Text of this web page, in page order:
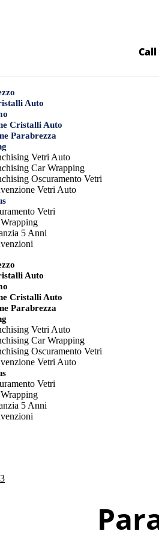
Auto
Cristalli Auto
Parabrezza
Vetri Auto
Car Wrapping
Oscuramento Vetri
Vetri Auto
Vetri
5 Anni
Auto
Cristalli Auto
Parabrezza
Vetri Auto
Car Wrapping
Oscuramento Vetri
Vetri Auto
Vetri
5 Anni